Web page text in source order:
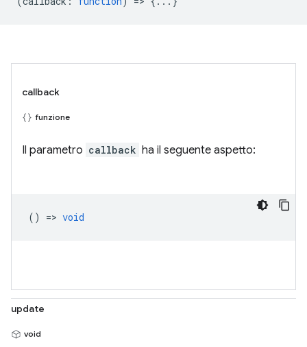
callback
funzione
Il parametro callback ha il seguente aspetto:
() => void
update
void